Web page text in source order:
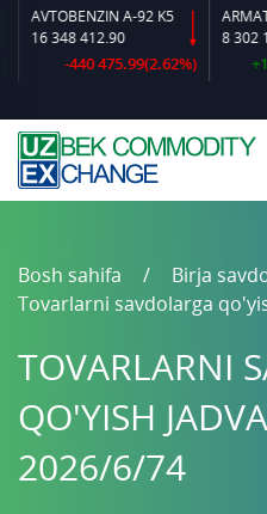
AVTOBENZIN A-92 K5
16 348 412.90
-440 475.99(2.62%)
8 302
Bosh sahifa
Birja
Tovarlarni savdolarga
TOVARLARNI
QO'YISH
2026/6/74